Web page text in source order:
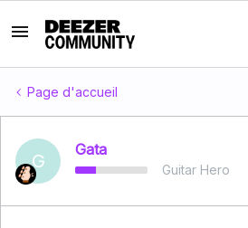
Page d'accueil
G
Gata
Guitar Hero